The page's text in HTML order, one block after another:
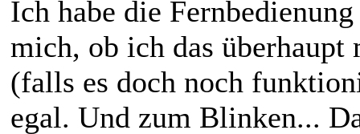
Ich habe die
mich, ob ich das
(falls es doch noch
egal. Und zum Blinken...